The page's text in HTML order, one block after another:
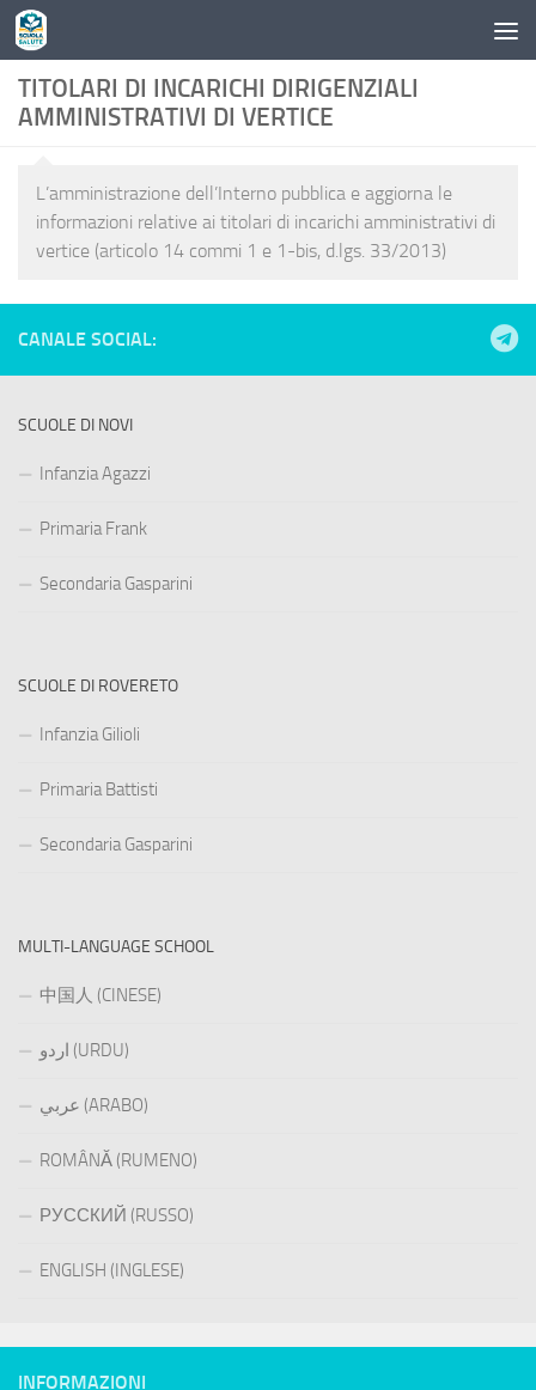
Skip to content
TITOLARI DI INCARICHI DIRIGENZIALI
AMMINISTRATIVI DI VERTICE
L’amministrazione dell’Interno pubblica e aggiorna le
informazioni relative ai titolari di incarichi amministrativi di
vertice (articolo 14 commi 1 e 1-bis, d.lgs. 33/2013)
CANALE SOCIAL:
SCUOLE DI NOVI
Infanzia Agazzi
Primaria Frank
Secondaria Gasparini
SCUOLE DI ROVERETO
Infanzia Gilioli
Primaria Battisti
Secondaria Gasparini
MULTI-LANGUAGE SCHOOL
中国人 (CINESE)
اردو (URDU)
عربي (ARABO)
ROMÂNĂ (RUMENO)
РУССКИЙ (RUSSO)
ENGLISH (INGLESE)
INFORMAZIONI